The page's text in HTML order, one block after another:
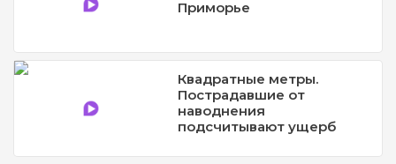
Приморье
Квадратные метры.
Пострадавшие от
наводнения
подсчитывают ущерб